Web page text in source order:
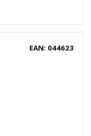
EAN: 044623